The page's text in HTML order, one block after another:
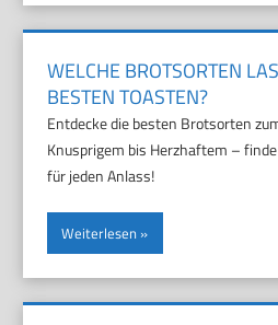
WELCHE BROTSORTEN
BESTEN TOASTEN?
Entdecke die besten Brotsorten
Knusprigem bis Herzhaftem –
für jeden Anlass!
Weiterlesen